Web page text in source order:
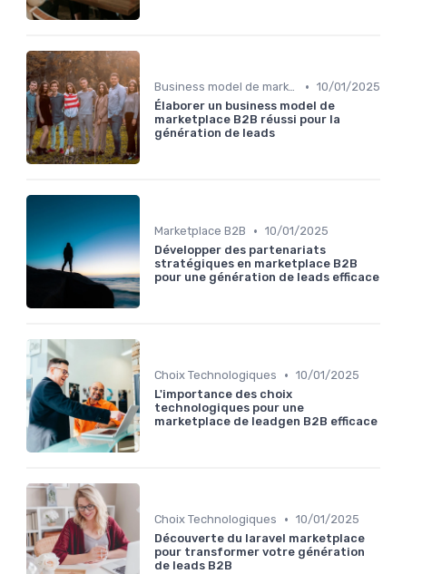
Business model de marketplace • 10/01/2025
Élaborer un business model de
marketplace B2B réussi pour la
génération de leads
Marketplace B2B • 10/01/2025
Développer des partenariats
stratégiques en marketplace B2B
pour une génération de leads efficace
Choix Technologiques • 10/01/2025
L'importance des choix
technologiques pour une
marketplace de leadgen B2B efficace
Choix Technologiques • 10/01/2025
Découverte du laravel marketplace
pour transformer votre génération
de leads B2B